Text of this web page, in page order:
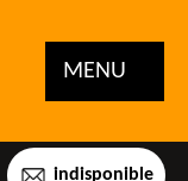
MENU
indisponible